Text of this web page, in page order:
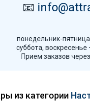
📧
понедельник-
суббота,
Прием заказов
из категории